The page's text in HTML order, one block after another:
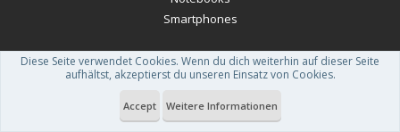
Smartphones
Forum software by XenForo™-
Deutsch von xenDach
Theme designed byThemeHouse
Diese Seite verwendet Cookies. Wenn du dich weiterhin auf dieser Seite
aufhältst, akzeptierst du unseren Einsatz von Cookies.
Accept Weitere Informationen